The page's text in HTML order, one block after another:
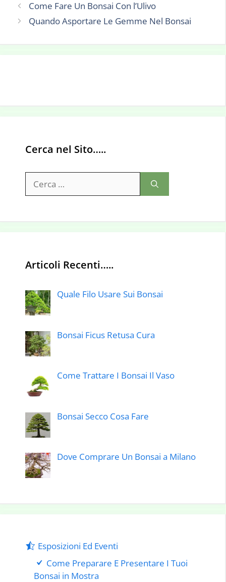
Come Fare Un Bonsai Con l’Ulivo
Quando Asportare Le Gemme Nel Bonsai
Cerca nel Sito…..
per:
Articoli Recenti…..
Quale Filo Usare Sui Bonsai
Bonsai Ficus Retusa Cura
Come Trattare I Bonsai Il Vaso
Bonsai Secco Cosa Fare
Dove Comprare Un Bonsai a Milano
Esposizioni Ed Eventi
Come Preparare E Presentare I Tuoi
Bonsai in Mostra